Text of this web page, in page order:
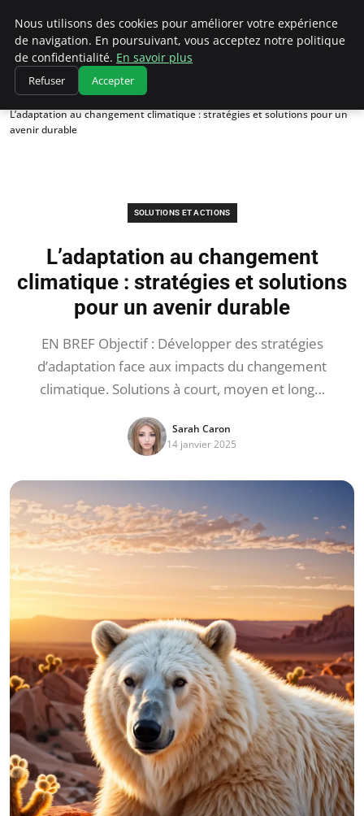
Climatedebtagents
Accueil
Solutions et Actions
L’adaptation au changement climatique : stratégies et solutions pour un
avenir durable
SOLUTIONS ET ACTIONS
L’adaptation au changement
climatique : stratégies et solutions
pour un avenir durable
EN BREF Objectif : Développer des stratégies
d’adaptation face aux impacts du changement
climatique. Solutions à court, moyen et long…
Sarah Caron
14 janvier 2025
Nous utilisons des cookies pour améliorer votre expérience
de navigation. En poursuivant, vous acceptez notre politique
de confidentialité. En savoir plus
Refuser Accepter